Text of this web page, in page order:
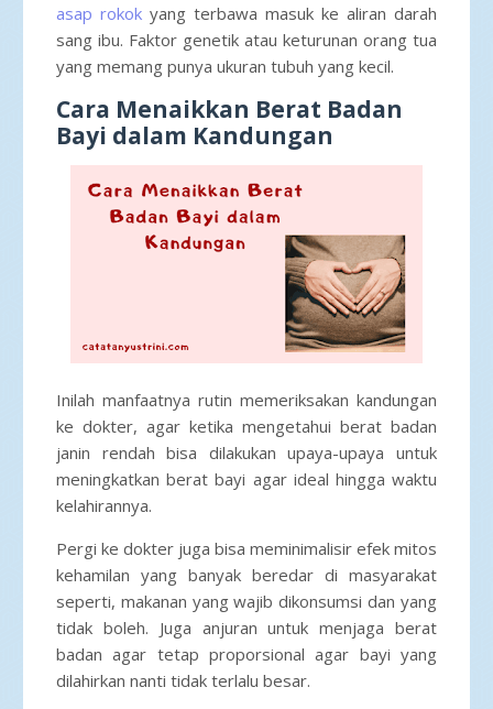
asap rokok yang terbawa masuk ke aliran darah
sang ibu. Faktor genetik atau keturunan orang tua
yang memang punya ukuran tubuh yang kecil.
Cara Menaikkan Berat Badan
Bayi dalam Kandungan
Inilah manfaatnya rutin memeriksakan kandungan
ke dokter, agar ketika mengetahui berat badan
janin rendah bisa dilakukan upaya-upaya untuk
meningkatkan berat bayi agar ideal hingga waktu
kelahirannya.
Pergi ke dokter juga bisa meminimalisir efek mitos
kehamilan yang banyak beredar di masyarakat
seperti, makanan yang wajib dikonsumsi dan yang
tidak boleh. Juga anjuran untuk menjaga berat
badan agar tetap proporsional agar bayi yang
dilahirkan nanti tidak terlalu besar.